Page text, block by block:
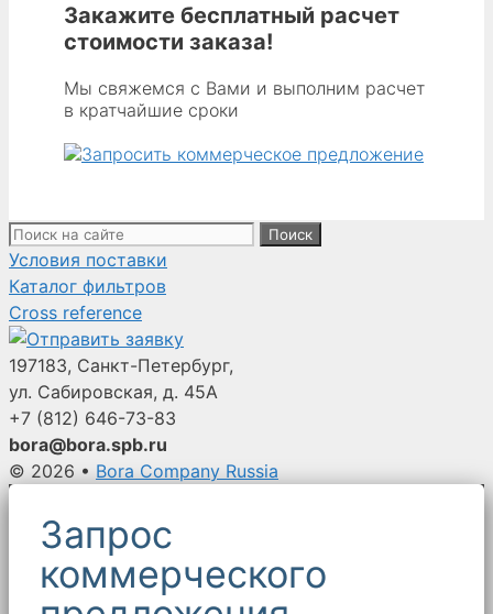
Закажите бесплатный расчет
стоимости заказа!
Мы свяжемся с Вами и выполним расчет
в кратчайшие сроки
Поиск:
Условия поставки
Каталог фильтров
Cross reference
197183, Санкт-Петербург,
ул. Сабировская, д. 45А
+7 (812) 646-73-83
bora@bora.spb.ru
© 2026 • Bora Company Russia
Запрос
коммерческого